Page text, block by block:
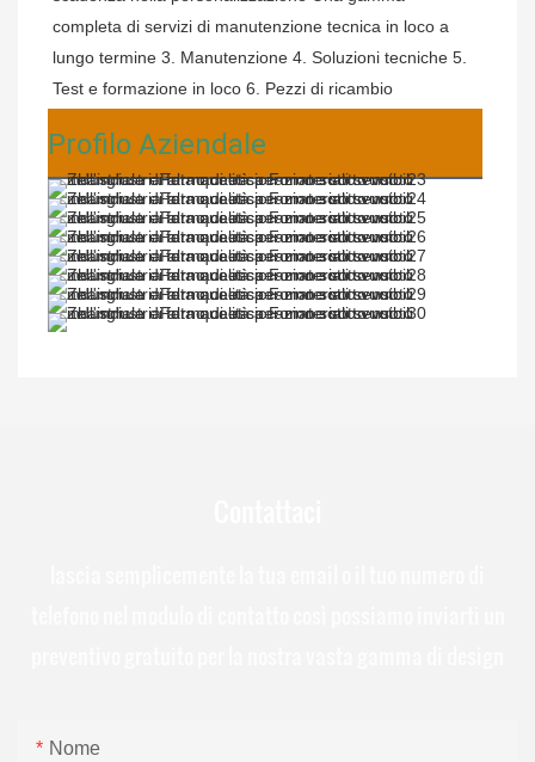
completa di servizi di manutenzione tecnica in loco a
lungo termine 3. Manutenzione 4. Soluzioni tecniche 5.
Test e formazione in loco 6. Pezzi di ricambio
Profilo Aziendale
Nome